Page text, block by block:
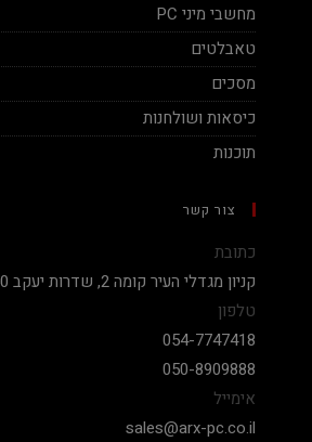
מחשבי מיני PC
טאבלטים
מסכים
כיסאות ושולחנות
תוכנות
צור קשר
כתובת
קניון מגדלי העיר קומה 2, שדרות יעקב 50, ראשון לציון.
טלפון
054-7747418
050-8909888
אימייל
sales@arx-pc.co.il